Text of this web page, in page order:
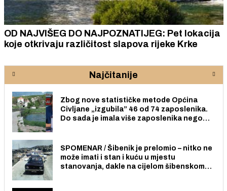
OD NAJVIŠEG DO NAJPOZNATIJEG: Pet lokacija
koje otkrivaju različitost slapova rijeke Krke
Najčitanije
Zbog nove statističke metode Općina
Civljane „izgubila” 46 od 74 zaposlenika.
Do sada je imala više zaposlenika nego
SPOMENAR / Šibenik je prelomio – nitko ne
može imati i stan i kuću u mjestu
stanovanja, dakle na cijelom šibenskom